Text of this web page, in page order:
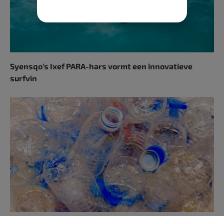
Syensqo’s Ixef PARA-hars vormt een innovatieve
surfvin